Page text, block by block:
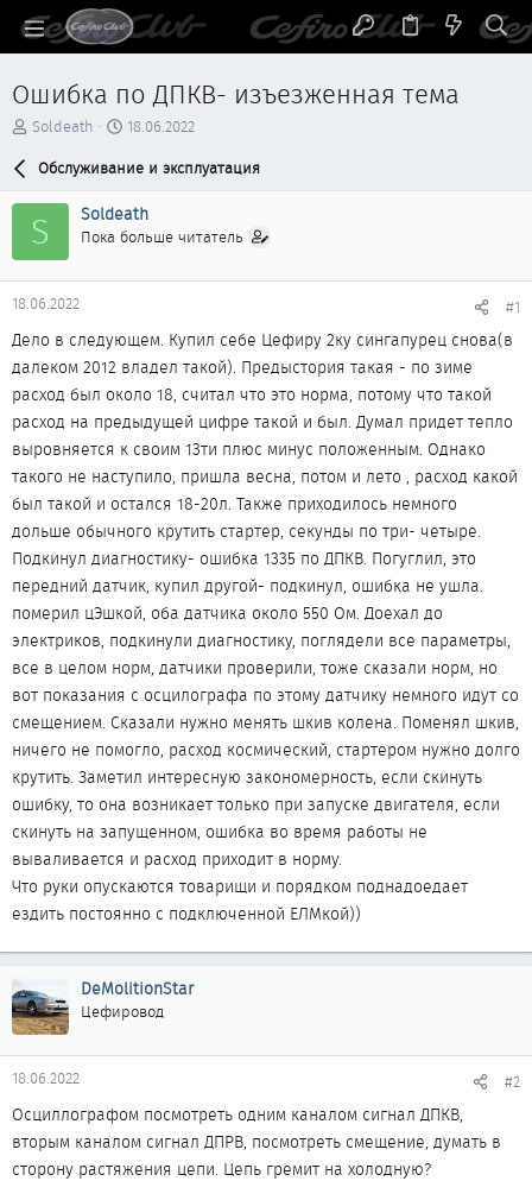
Ошибка по ДПКВ- изъезженная тема
А
р
т
м
ы
Soldeath
Д
т
н
а
а
18.06.2022
Обслуживание и эксплуатация
S Soldeath
Пока больше читатель
18.06.2022 #1
Дело в следующем. Купил себе Цефиру 2ку сингапурец снова(в
далеком 2012 владел такой). Предыстория такая - по зиме
расход был около 18, считал что это норма, потому что такой
расход на предыдущей цифре такой и был. Думал придет тепло
выровняется к своим 13ти плюс минус положенным. Однако
такого не наступило, пришла весна, потом и лето , расход какой
был такой и остался 18-20л. Также приходилось немного
дольше обычного крутить стартер, секунды по три- четыре.
Подкинул диагностику- ошибка 1335 по ДПКВ. Погуглил, это
передний датчик, купил другой- подкинул, ошибка не ушла.
померил цЭшкой, оба датчика около 550 Ом. Доехал до
электриков, подкинули диагностику, поглядели все параметры,
все в целом норм, датчики проверили, тоже сказали норм, но
вот показания с осцилографа по этому датчику немного идут со
смещением. Сказали нужно менять шкив колена. Поменял шкив,
ничего не помогло, расход космический, стартером нужно долго
крутить. Заметил интересную закономерность, если скинуть
ошибку, то она возникает только при запуске двигателя, если
скинуть на запущенном, ошибка во время работы не
вываливается и расход приходит в норму.
Что руки опускаются товарищи и порядком поднадоедает
ездить постоянно с подключенной ЕЛМкой))
DeMolitionStar
Цефировод
18.06.2022 #2
Осциллографом посмотреть одним каналом сигнал ДПКВ,
вторым каналом сигнал ДПРВ, посмотреть смещение, думать в
сторону растяжения цепи. Цепь гремит на холодную?